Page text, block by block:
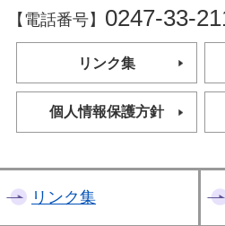
【電話番号】 0247-33-
リンク集
個人情報保護方針
リンク集